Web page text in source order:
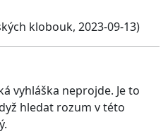
klobouk, 2023-09-13)
vyhláška neprojde. Je to
hledat rozum v této